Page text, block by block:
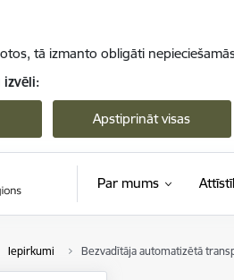
tā izmanto obligāti
izvēli:
Apstiprināt visas
Par mums
Iepirkumi Bezvadītāja automatizētā